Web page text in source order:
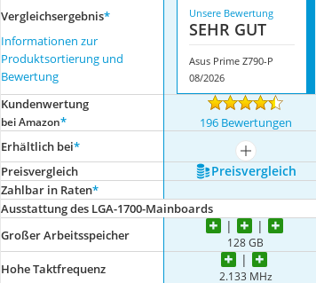
Vergleichsergebnis*
Informationen zur
Produktsortierung und
Bewertung
Unsere Bewertung
SEHR GUT
Asus Prime Z790-P
08/2026
Kundenwertung
bei Amazon* 196 Bewertungen
Erhältlich bei*
mehr anzeigen
Preis­vergleich
Preis­vergleich
Zahlbar in Raten*
Ausstattung des LGA-1700-Mainboards
Großer Arbeitsspeicher
128 GB
Hohe Taktfrequenz 2.133 MHz